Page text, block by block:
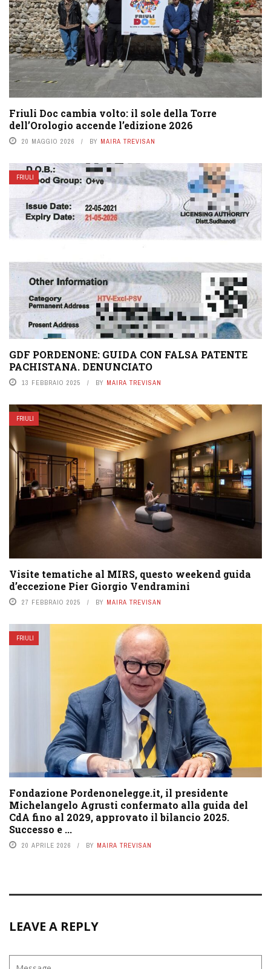
Friuli Doc cambia volto: il sole della Torre
dell’Orologio accende l’edizione 2026
20 MAGGIO 2026 BY MAIRA TREVISAN
FRIULI
GDF PORDENONE: GUIDA CON FALSA PATENTE
PACHISTANA. DENUNCIATO
13 FEBBRAIO 2025 BY MAIRA TREVISAN
FRIULI
Visite tematiche al MIRS, questo weekend guida
d’eccezione Pier Giorgio Vendramini
27 FEBBRAIO 2025 BY MAIRA TREVISAN
FRIULI
Fondazione Pordenonelegge.it, il presidente
Michelangelo Agrusti confermato alla guida del
CdA fino al 2029, approvato il bilancio 2025.
Successo e ...
20 APRILE 2026 BY MAIRA TREVISAN
LEAVE A REPLY